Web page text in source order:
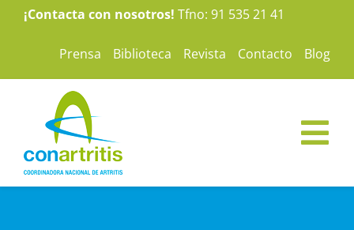
Saltar¡Contacta con nosotros! Tfno: 91 535 21 41
Prensa Biblioteca Revista Contacto Blog